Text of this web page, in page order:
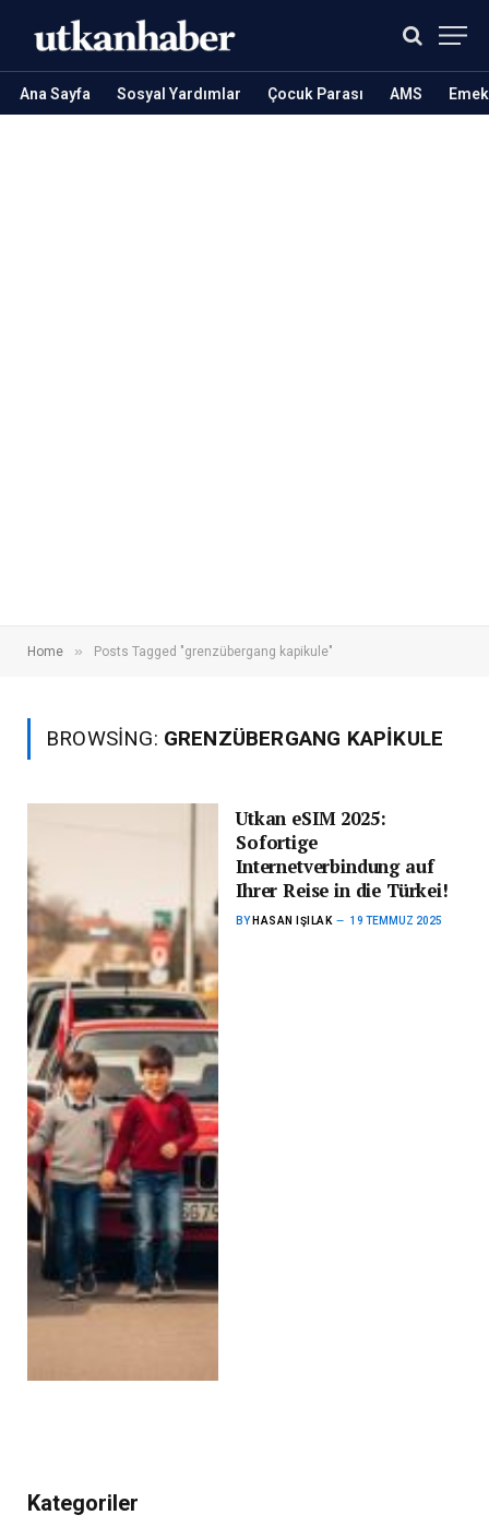
Ana Sayfa Sosyal Yardımlar Çocuk Parası AMS
Home » Posts Tagged "grenzübergang kapikule"
BROWSING: GRENZÜBERGANG KAPIKULE
Utkan eSIM 2025:
Sofortige
Internetverbindung auf
Ihrer Reise in die Türkei!
BY HASAN IŞILAK 19 TEMMUZ 2025
Kategoriler